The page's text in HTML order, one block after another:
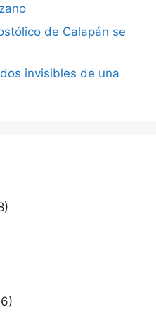
de Calapán se
invisibles de una